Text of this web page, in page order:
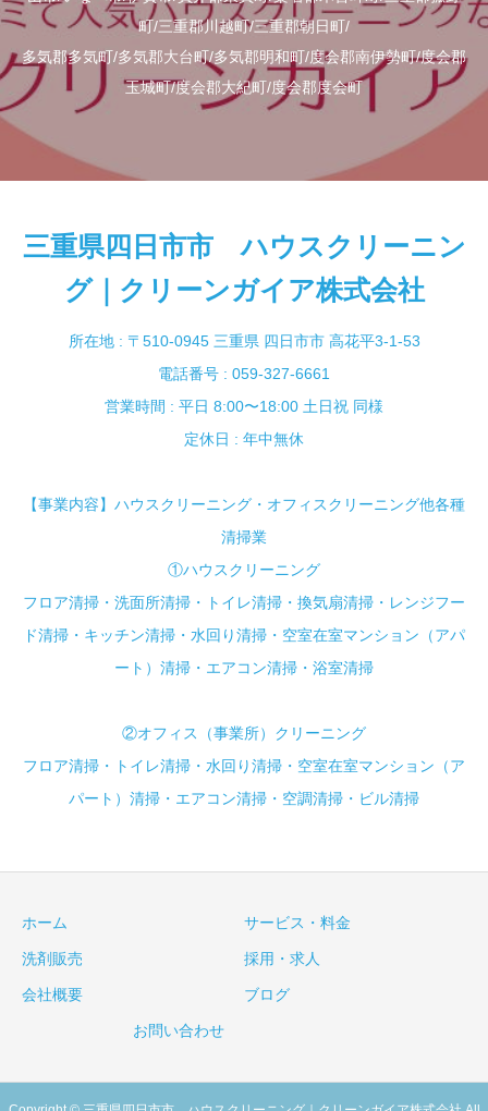
町/三重郡川越町/三重郡朝日町/
多気郡多気町/多気郡大台町/多気郡明和町/度会郡南伊勢町/度会郡
玉城町/度会郡大紀町/度会郡度会町
三重県四日市市 ハウスクリーニン
グ｜クリーンガイア株式会社
所在地 : 〒510-0945 三重県 四日市市 高花平3-1-53
電話番号 : 059-327-6661
営業時間 : 平日 8:00〜18:00 土日祝 同様
定休日 : 年中無休
【事業内容】ハウスクリーニング・オフィスクリーニング他各種
清掃業
①ハウスクリーニング
フロア清掃・洗面所清掃・トイレ清掃・換気扇清掃・レンジフー
ド清掃・キッチン清掃・水回り清掃・空室在室マンション（アパ
ート）清掃・エアコン清掃・浴室清掃
②オフィス（事業所）クリーニング
フロア清掃・トイレ清掃・水回り清掃・空室在室マンション（ア
パート）清掃・エアコン清掃・空調清掃・ビル清掃
ホーム サービス・料金
洗剤販売 採用・求人
会社概要 ブログ
お問い合わせ